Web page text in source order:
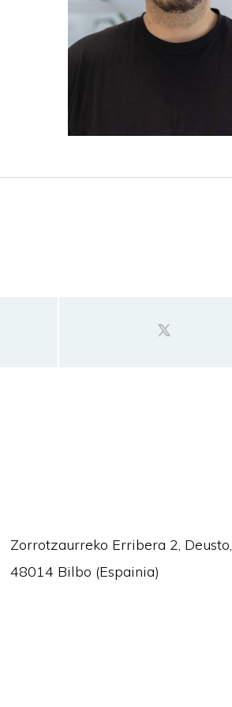
Zorrotzaurreko Erribera 2, Deusto,
48014 Bilbo (Espainia)